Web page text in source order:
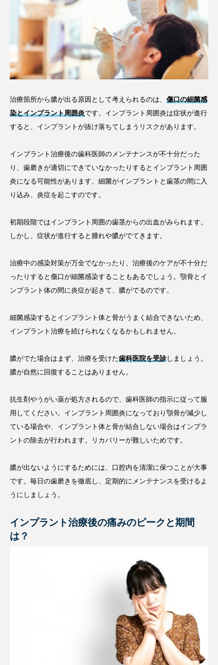
治療箇所から膿が出る原因として考えられるのは、 傷口の細菌感
染とインプラント周囲炎です。インプラント周囲炎は症状が進行
すると、インプラントが抜け落ちてしまうリスクがあります。
インプラント治療後の歯科医師のメンテナンスが不十分だった
り、歯磨きが適切にできていなかったりするとインプラント周囲
炎になる可能性があります。細菌がインプラントと歯茎の間に入
り込み、炎症を起こすのです。
初期段階ではインプラント周囲の歯茎からの出血がみられます。
しかし、症状が進行すると腫れや膿がでてきます。
治療中の感染対策が万全でなかったり、治療後のケアが不十分だ
ったりすると傷口が細菌感染することもあるでしょう。顎骨とイ
ンプラント体の間に炎症が起きて、膿がでるのです。
細菌感染するとインプラント体と骨がうまく結合できないため、
インプラント治療を続けられなくなるかもしれません。
膿がでた場合はまず、治療を受けた歯科医院を受診しましょう。
膿が自然に回復することはありません。
抗生剤やうがい薬が処方されるので、歯科医師の指示に従って服
用してください。インプラント周囲炎になっており顎骨が減少し
ている場合や、インプラント体と骨が結合しない場合はインプラ
ントの除去が行われます。リカバリーが難しいためです。
膿が出ないようにするためには、口腔内を清潔に保つことが大事
です。毎日の歯磨きを徹底し、定期的にメンテナンスを受けるよ
うにしましょう。
インプラント治療後の痛みのピークと期間
は？